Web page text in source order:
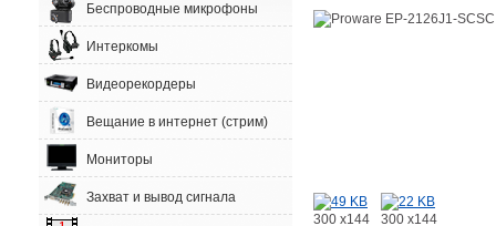
Беспроводные микрофоны
Интеркомы
Видеорекордеры
Вещание в интернет (стрим)
Мониторы
Захват и вывод сигнала
300 x144
300 x144